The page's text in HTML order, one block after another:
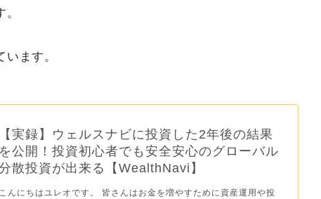
ます。
【実録】ウェルスナビに投資した2年後の結果
を公開！投資初心者でも安全安心のグローバル
散投資が出来る【WealthNavi】
こんにちはユレオです。 皆さんはお金を増やすために資産運用や投